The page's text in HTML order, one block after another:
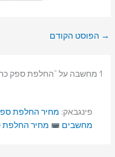
→ הפוסט הקודם
1 מחשבה על “החלפת ספק כח”
פינגבאק: מחיר החלפת
מחשבים
מחיר